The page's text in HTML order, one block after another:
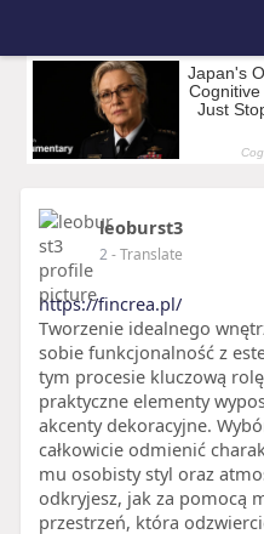
leoburst3
2- Translate
https://fincrea.pl/
Tworzenie idealnego
sobie funkcjonalność z
tym procesie kluczową
praktyczne elementy
akcenty dekoracyjne.
całkowicie odmienić
mu osobisty styl oraz
odkryjesz, jak za pomocą
przestrzeń, która